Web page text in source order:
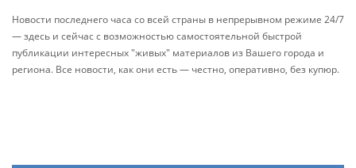
Новости последнего часа со всей страны в непрерывном режиме 24/7
— здесь и сейчас с возможностью самостоятельной быстрой
публикации интересных "живых" материалов из Вашего города и
региона. Все новости, как они есть — честно, оперативно, без купюр.